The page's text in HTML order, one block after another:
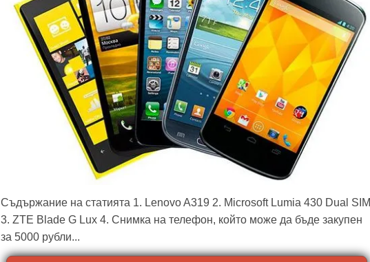
Съдържание на статията 1. Lenovo A319 2. Microsoft Lumia 430 Dual SIM
3. ZTE Blade G Lux 4. Снимка на телефон, който може да бъде закупен
за 5000 рубли...